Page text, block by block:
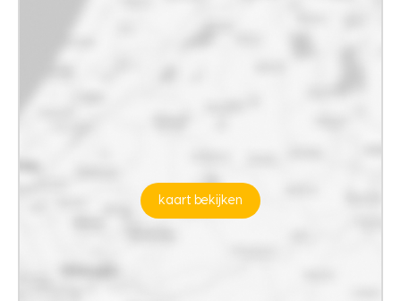
kaart bekijken